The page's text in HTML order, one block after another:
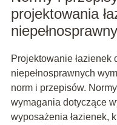
projektowania
Projektowanie
niepełnosprawnych
norm i przepisów.
wymagania dotyczące
wyposażenia łazienek,